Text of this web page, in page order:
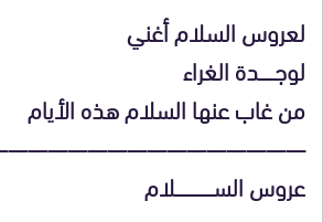
لعروس السلام أغني
لوجـــــــدة الغراء
من غاب عنها السلام هذه الأيام
عروس الســـــــــــــــــلام